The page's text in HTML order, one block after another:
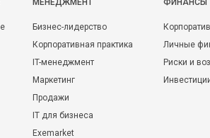
МЕНЕДЖМЕНТ
Бизнес-лидерство
Корпоративная практика
IT-менеджмент
Маркетинг
Продажи
IT для бизнеса
Exemarket
ФИНАНСЫ
Личные
Риски и